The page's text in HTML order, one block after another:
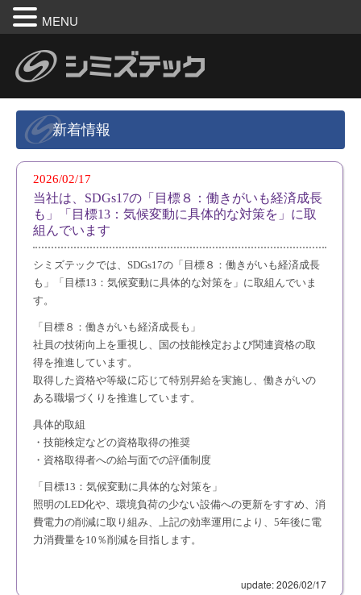
新着情報
2026/02/17
当社は、SDGs17の「目標８：働きがいも経済成長
も」「目標13：気候変動に具体的な対策を」に取
組んでいます
シミズテックでは、SDGs17の「目標８：働きがいも経済成長
も」「目標13：気候変動に具体的な対策を」に取組んでいま
す。
「目標８：働きがいも経済成長も」
社員の技術向上を重視し、国の技能検定および関連資格の取
得を推進しています。
取得した資格や等級に応じて特別昇給を実施し、働きがいの
ある職場づくりを推進しています。
具体的取組
・技能検定などの資格取得の推奨
・資格取得者への給与面での評価制度
「目標13：気候変動に具体的な対策を」
照明のLED化や、環境負荷の少ない設備への更新をすすめ、消
費電力の削減に取り組み、上記の効率運用により、5年後に電
力消費量を10％削減を目指します。
update: 2026/02/17
MENU